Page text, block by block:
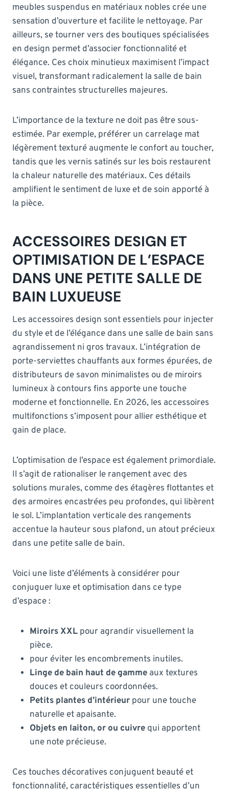
meubles suspendus en matériaux nobles crée une
sensation d’ouverture et facilite le nettoyage. Par
ailleurs, se tourner vers des boutiques spécialisées
en design permet d’associer fonctionnalité et
élégance. Ces choix minutieux maximisent l’impact
visuel, transformant radicalement la salle de bain
sans contraintes structurelles majeures.
L’importance de la texture ne doit pas être sous-
estimée. Par exemple, préférer un carrelage mat
légèrement texturé augmente le confort au toucher,
tandis que les vernis satinés sur les bois restaurent
la chaleur naturelle des matériaux. Ces détails
amplifient le sentiment de luxe et de soin apporté à
la pièce.
ACCESSOIRES DESIGN ET
OPTIMISATION DE L’ESPACE
DANS UNE PETITE SALLE DE
BAIN LUXUEUSE
Les accessoires design sont essentiels pour injecter
du style et de l’élégance dans une salle de bain sans
agrandissement ni gros travaux. L’intégration de
porte-serviettes chauffants aux formes épurées, de
distributeurs de savon minimalistes ou de miroirs
lumineux à contours fins apporte une touche
moderne et fonctionnelle. En 2026, les accessoires
multifonctions s’imposent pour allier esthétique et
gain de place.
L’optimisation de l’espace est également primordiale.
Il s’agit de rationaliser le rangement avec des
solutions murales, comme des étagères flot­tantes et
des armoires encastrées peu profondes, qui libèrent
le sol. L’implantation verticale des rangements
accentue la hauteur sous plafond, un atout précieux
dans une petite salle de bain.
Voici une liste d’éléments à considérer pour
conjuguer luxe et optimisation dans ce type
d’espace :
Miroirs XXL pour agrandir visuellement la
pièce.
pour éviter les encombrements inutiles.
Linge de bain haut de gamme aux textures
douces et couleurs coordonnées.
Petits plantes d’intérieur pour une touche
naturelle et apaisante.
Objets en laiton, or ou cuivre qui apportent
une note précieuse.
Ces touches décoratives conjuguent beauté et
fonctionnalité, caractéristiques essentielles d’un